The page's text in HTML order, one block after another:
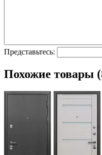
Представьтесь:
Похожие товары